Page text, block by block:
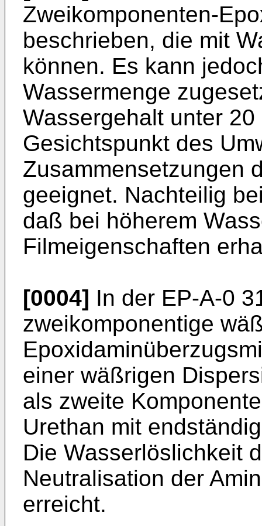
Zweikomponenten-
beschrieben, die mit
können. Es kann
Wassermenge
Wassergehalt unter
Gesichtspunkt des
Zusammensetzungen
geeignet. Nachteilig
daß bei höherem
Filmeigenschaften
[0004] In der EP-A-0
zweikomponentige
einer wäßrigen
als zweite
Urethan mit
Die Wasserlöslichkeit
Neutralisation der
erreicht.